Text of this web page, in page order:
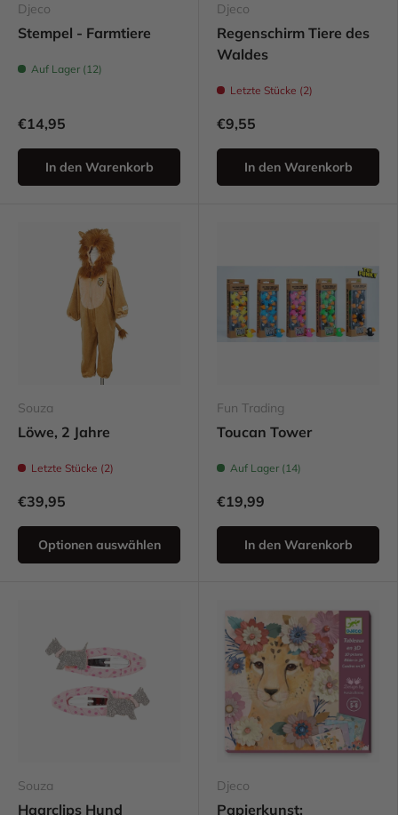
Djeco
Stempel - Farmtiere
Auf Lager (12)
€14,95
In den Warenkorb
Djeco
Regenschirm Tiere des
Waldes
Letzte Stücke (2)
€9,55
In den Warenkorb
Souza
Löwe, 2 Jahre
Letzte Stücke (2)
€39,95
Optionen auswählen
Fun Trading
Toucan Tower
Auf Lager (14)
€19,99
In den Warenkorb
Souza
Haarclips Hund
Djeco
Papierkunst: